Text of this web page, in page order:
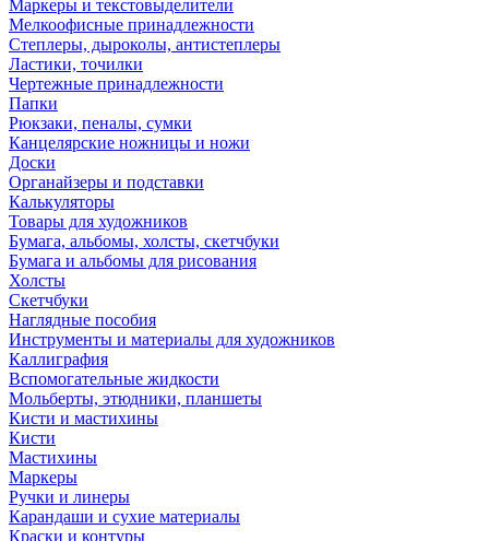
Маркеры и текстовыделители
Мелкоофисные принадлежности
Степлеры, дыроколы, антистеплеры
Ластики, точилки
Чертежные принадлежности
Папки
Рюкзаки, пеналы, сумки
Канцелярские ножницы и ножи
Доски
Органайзеры и подставки
Калькуляторы
Товары для художников
Бумага, альбомы, холсты, скетчбуки
Бумага и альбомы для рисования
Холсты
Скетчбуки
Наглядные пособия
Инструменты и материалы для художников
Каллиграфия
Вспомогательные жидкости
Мольберты, этюдники, планшеты
Кисти и мастихины
Кисти
Мастихины
Маркеры
Ручки и линеры
Карандаши и сухие материалы
Краски и контуры